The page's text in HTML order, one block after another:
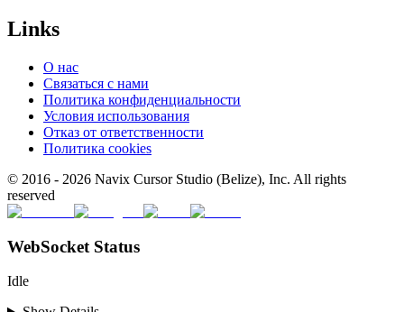
Links
О нас
Связаться с нами
Политика конфиденциальности
Условия использования
Отказ от ответственности
Политика cookies
© 2016 - 2026 Navix Cursor Studio (Belize), Inc. All rights
reserved
WebSocket Status
Idle